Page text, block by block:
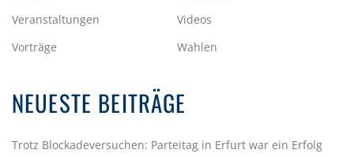
Veranstaltungen
Videos
Vorträge
Wahlen
NEUESTE BEITRÄGE
Trotz Blockadeversuchen: Parteitag in Erfurt war ein Erfolg